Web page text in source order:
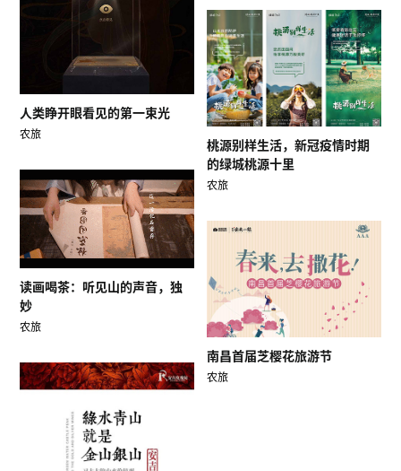
人类睁开眼看见的第一束光
农旅
桃源别样生活，新冠疫情时期
的绿城桃源十里
农旅
读画喝茶：听见山的声音，独
妙
农旅
南昌首届芝樱花旅游节
农旅